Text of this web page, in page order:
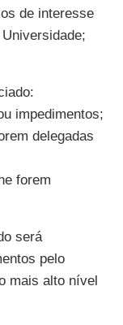
de interesse
impedimentos;
delegadas
forem
será
pelo
mais alto nível